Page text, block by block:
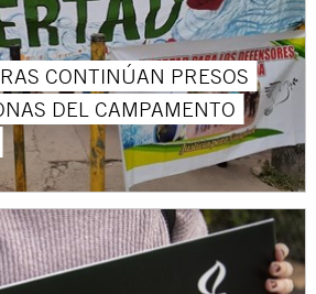
CONTINÚAN PRESOS
DEL CAMPAMENTO